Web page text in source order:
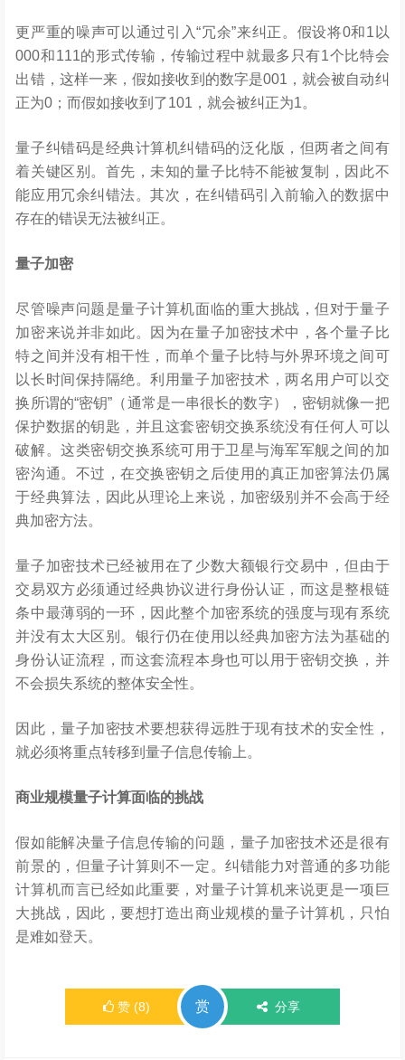
更严重的噪声可以通过引入“冗余”来纠正。假设将0和1以
000和111的形式传输，传输过程中就最多只有1个比特会
出错，这样一来，假如接收到的数字是001，就会被自动纠
正为0；而假如接收到了101，就会被纠正为1。
量子纠错码是经典计算机纠错码的泛化版，但两者之间有
着关键区别。首先，未知的量子比特不能被复制，因此不
能应用冗余纠错法。其次，在纠错码引入前输入的数据中
存在的错误无法被纠正。
量子加密
尽管噪声问题是量子计算机面临的重大挑战，但对于量子
加密来说并非如此。因为在量子加密技术中，各个量子比
特之间并没有相干性，而单个量子比特与外界环境之间可
以长时间保持隔绝。利用量子加密技术，两名用户可以交
换所谓的“密钥”（通常是一串很长的数字），密钥就像一把
保护数据的钥匙，并且这套密钥交换系统没有任何人可以
破解。这类密钥交换系统可用于卫星与海军军舰之间的加
密沟通。不过，在交换密钥之后使用的真正加密算法仍属
于经典算法，因此从理论上来说，加密级别并不会高于经
典加密方法。
量子加密技术已经被用在了少数大额银行交易中，但由于
交易双方必须通过经典协议进行身份认证，而这是整根链
条中最薄弱的一环，因此整个加密系统的强度与现有系统
并没有太大区别。银行仍在使用以经典加密方法为基础的
身份认证流程，而这套流程本身也可以用于密钥交换，并
不会损失系统的整体安全性。
因此，量子加密技术要想获得远胜于现有技术的安全性，
就必须将重点转移到量子信息传输上。
商业规模量子计算面临的挑战
假如能解决量子信息传输的问题，量子加密技术还是很有
前景的，但量子计算则不一定。纠错能力对普通的多功能
计算机而言已经如此重要，对量子计算机来说更是一项巨
大挑战，因此，要想打造出商业规模的量子计算机，只怕
是难如登天。
赞 (8) 赏 分享